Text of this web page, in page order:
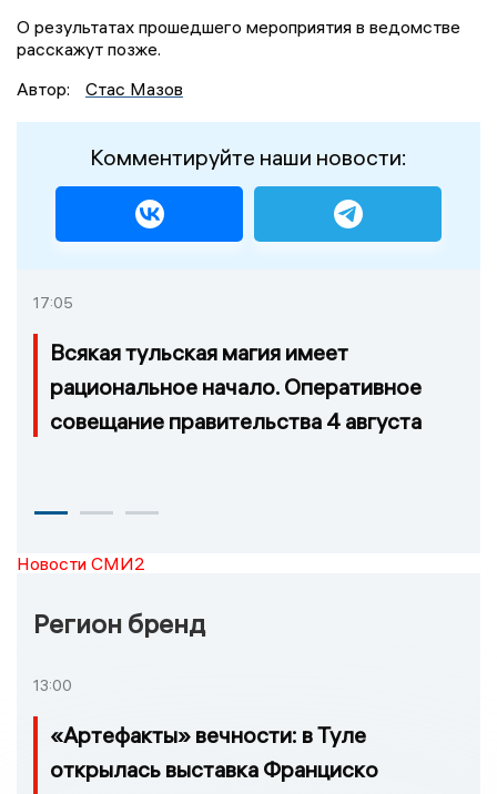
О результатах прошедшего мероприятия в ведомстве
расскажут позже.
Автор:
Стас Мазов
Комментируйте наши новости:
17:05
Всякая тульская магия имеет
рациональное начало. Оперативное
совещание правительства 4 августа
Новости СМИ2
Регион бренд
13:00
«Артефакты» вечности: в Туле
открылась выставка Франциско